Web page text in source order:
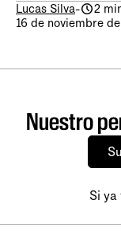
Lucas Silva-
2
16 de noviembre
Nuestro
Si ya